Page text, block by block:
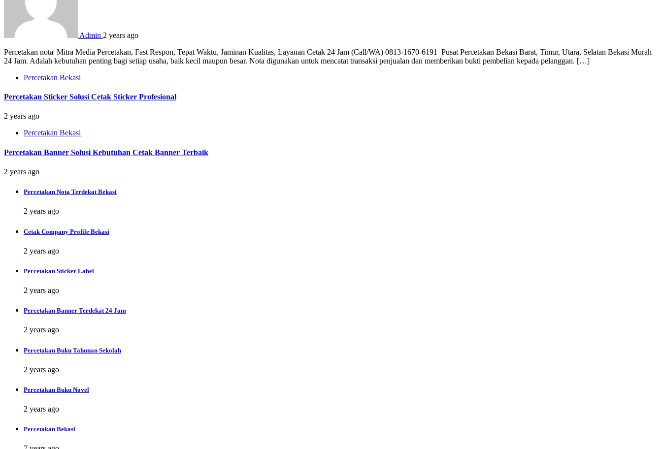
Admin 2 years ago
Percetakan nota| Mitra Media Percetakan, Fast Respon, Tepat Waktu, Jaminan Kualitas, Layanan Cetak 24 Jam (Call/WA) 0813-1670-6191 Pusat Percetakan Bekasi Barat, Timur, Utara, Selatan Bekasi Murah
24 Jam. Adalah kebutuhan penting bagi setiap usaha, baik kecil maupun besar. Nota digunakan untuk mencatat transaksi penjualan dan memberikan bukti pembelian kepada pelanggan. […]
Percetakan Bekasi
Percetakan Sticker Solusi Cetak Sticker Profesional
2 years ago
Percetakan Bekasi
Percetakan Banner Solusi Kebutuhan Cetak Banner Terbaik
2 years ago
Percetakan Nota Terdekat Bekasi
2 years ago
Cetak Company Profile Bekasi
2 years ago
Percetakan Sticker Label
2 years ago
Percetakan Banner Terdekat 24 Jam
2 years ago
Percetakan Buku Tahunan Sekolah
2 years ago
Percetakan Buku Novel
2 years ago
Percetakan Bekasi